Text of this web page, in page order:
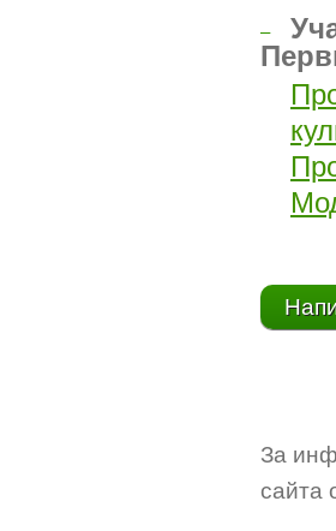
–
За
сайта